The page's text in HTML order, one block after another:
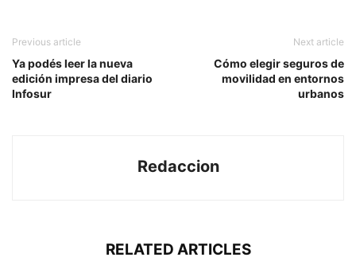
Previous article
Ya podés leer la nueva
edición impresa del diario
Infosur
Next article
Cómo elegir seguros de
movilidad en entornos
urbanos
Redaccion
RELATED ARTICLES